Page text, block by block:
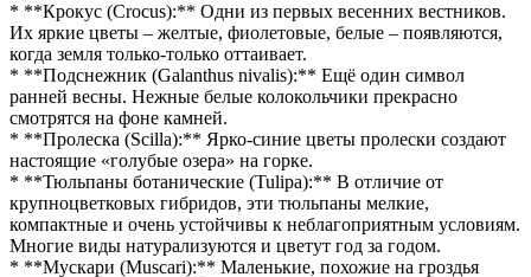
* **Крокус (Crocus):** Одни из первых весенних вестников.
Их яркие цветы – желтые, фиолетовые, белые – появляются,
когда земля только-только оттаивает.
* **Подснежник (Galanthus nivalis):** Ещё один символ
ранней весны. Нежные белые колокольчики прекрасно
смотрятся на фоне камней.
* **Пролеска (Scilla):** Ярко-синие цветы пролески создают
настоящие «голубые озера» на горке.
* **Тюльпаны ботанические (Tulipa):** В отличие от
крупноцветковых гибридов, эти тюльпаны мелкие,
компактные и очень устойчивы к неблагоприятным условиям.
Многие виды натурализуются и цветут год за годом.
* **Мускари (Muscari):** Маленькие, похожие на гроздья